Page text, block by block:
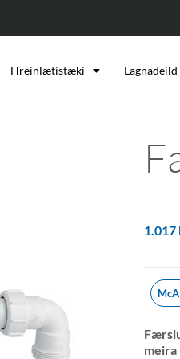
Hreinlætistæki Lagnadeild
1.017